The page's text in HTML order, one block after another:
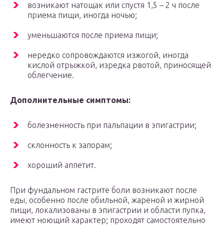
возникают натощак или спустя 1,5 – 2 ч после
приема пищи, иногда ночью;
уменьшаются после приема пищи;
нередко сопровождаются изжогой, иногда
кислой отрыжкой, изредка рвотой, приносящей
облегчение.
Дополнительные симптомы:
болезненность при пальпации в эпигастрии;
склонность к запорам;
хороший аппетит.
При фундальном гастрите боли возникают после
еды, особенно после обильной, жареной и жирной
пищи, локализованы в эпигастрии и области пупка,
имеют ноющий характер; проходят самостоятельно